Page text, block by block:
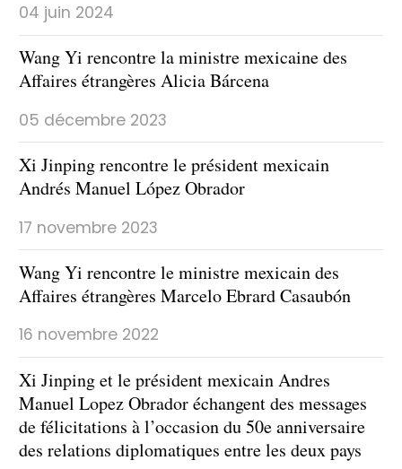
04 juin 2024
Wang Yi rencontre la ministre mexicaine des
Affaires étrangères Alicia Bárcena
05 décembre 2023
Xi Jinping rencontre le président mexicain
Andrés Manuel López Obrador
17 novembre 2023
Wang Yi rencontre le ministre mexicain des
Affaires étrangères Marcelo Ebrard Casaubón
16 novembre 2022
Xi Jinping et le président mexicain Andres
Manuel Lopez Obrador échangent des messages
de félicitations à l’occasion du 50e anniversaire
des relations diplomatiques entre les deux pays